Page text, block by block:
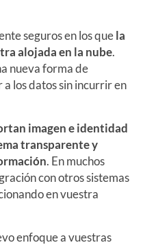
seguros en los quela
alojada en la nube.
nueva forma de
los datos sin incurrir en
imagen e identidad
transparente y
. En muchos
con otros sistemas
en vuestra
enfoque a vuestras